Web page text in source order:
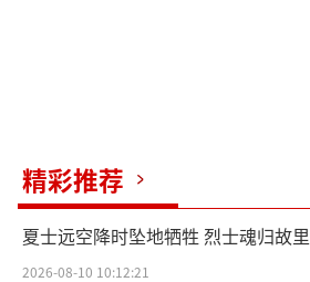
精彩推荐
夏士远空降时坠地牺牲 烈士魂归故里
2026-08-10 10:12:21